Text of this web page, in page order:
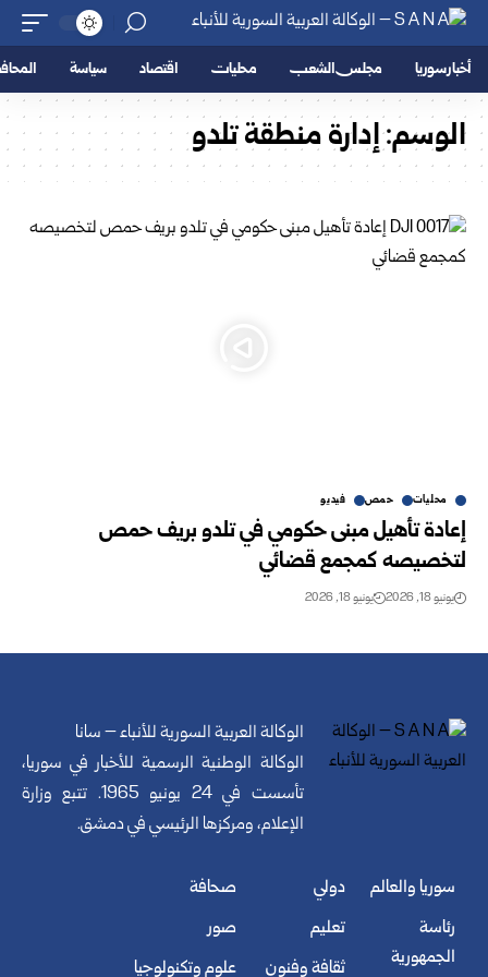
أخبار سوريا مجلس الشعب محليات اقتصاد سياسة
الوسم:إدارة منطقة تلدو
محليات حمص فيديو
إعادة تأهيل مبنى حكومي في تلدو بريف حمص
لتخصيصه كمجمع قضائي
يونيو 18, 2026 يونيو 18, 2026
الوكالة العربية السورية للأنباء – سانا
الوكالة الوطنية الرسمية للأخبار في سوريا،
تأسست في 24 يونيو 1965. تتبع وزارة
الإعلام، ومركزها الرئيسي في دمشق.
سوريا والعالم
رئاسة
الجمهورية
دولي
تعليم
ثقافة وفنون
صحافة
صور
علوم وتكنولوجيا